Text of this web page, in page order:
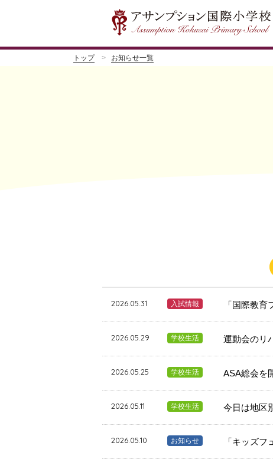
トップ お知らせ一覧
2026.05.31 入試情報 「国際教
2026.05.29 学校生活 運動会のリ
2026.05.25 学校生活 ASA総会を
2026.05.11 学校生活 今日は地区
2026.05.10 お知らせ 「キッズ